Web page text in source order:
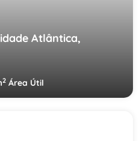
Atlântica,
2 Área Útil